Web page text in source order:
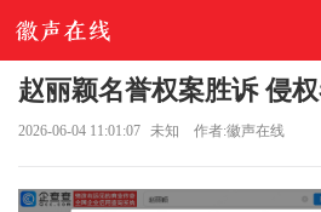
赵丽颖名誉权案胜诉 侵
2026-06-04 11:01:07 未知 作者:徽声在线